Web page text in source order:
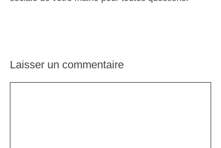
Laisser un commentaire